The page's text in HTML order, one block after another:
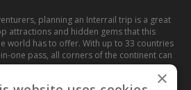
planning an Interrail trip is a great
attractions and hidden gems that this
world has to offer. With up to 33 countries
one pass, all corners of the continent can
×